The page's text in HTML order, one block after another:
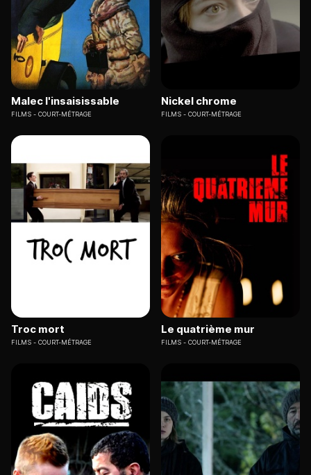
Malec l'insaisissable
FILMS COURT-MÉTRAGE
Nickel chrome
FILMS COURT-MÉTRAGE
Troc mort
FILMS COURT-MÉTRAGE
Le quatrième mur
FILMS COURT-MÉTRAGE